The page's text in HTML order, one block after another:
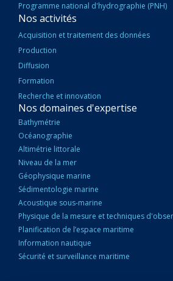
Programme national d'hydrographie (PNH)
Nos activités
Acquisition et traitement des données
Production
Diffusion
Formation
Recherche et innovation
Nos domaines d'expertise
Bathymétrie
Océanographie
Altimétrie littorale
Niveau de la mer
Géophysique marine
Sédimentologie marine
Acoustique sous-marine
Physique de la mesure et techniques
Planification de l’espace maritime
Information nautique
Sécurité et surveillance maritime